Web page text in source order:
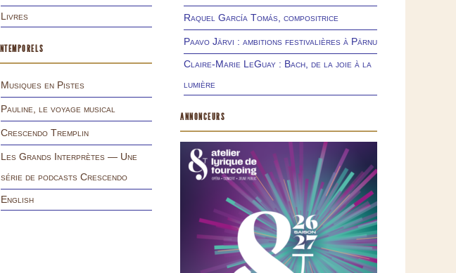
Livres
INTEMPORELS
Musiques en Pistes
Pauline, le voyage musical
Crescendo Tremplin
Les Grands Interprètes — Une
série de podcasts Crescendo
English
Raquel García Tomás, compositrice
Paavo Järvi : ambitions festivalières à Pärnu
Claire-Marie LeGuay : Bach, de la joie à la
lumière
ANNONCEURS